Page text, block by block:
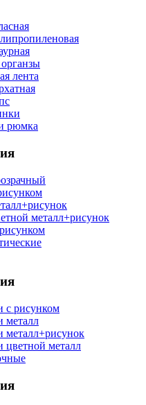
лента
рюмка
металл+рисунок
с рисунком
металл
металл+рисунок
цветной металл